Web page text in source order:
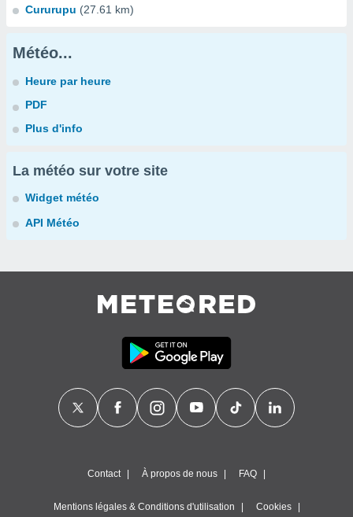
Cururupu (27.61 km)
Météo...
Heure par heure
PDF
Plus d'info
La météo sur votre site
Widget météo
API Météo
Contact À propos de nous FAQ
Mentions légales & Conditions d'utilisation Cookies